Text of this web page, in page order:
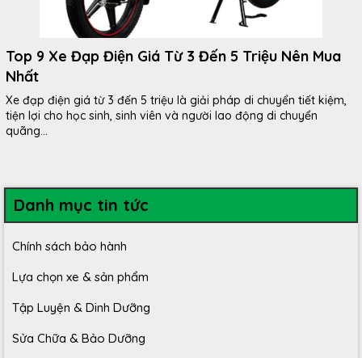
Top 9 Xe Đạp Điện Giá Từ 3 Đến 5 Triệu Nên Mua
Nhất
Xe đạp điện giá từ 3 đến 5 triệu là giải pháp di chuyển tiết kiệm,
tiện lợi cho học sinh, sinh viên và người lao động di chuyển
quãng...
Danh mục tin tức
Chính sách bảo hành
Lựa chọn xe & sản phẩm
Tập Luyện & Dinh Dưỡng
Sửa Chữa & Bảo Dưỡng